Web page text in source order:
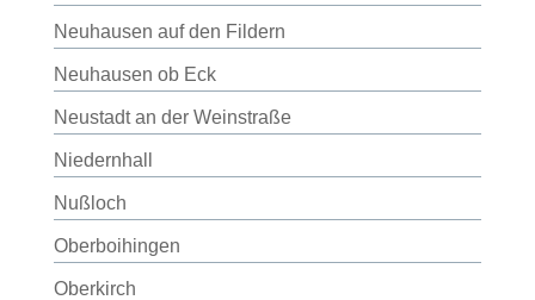
Neuhausen auf den Fildern
Neuhausen ob Eck
Neustadt an der Weinstraße
Niedernhall
Nußloch
Oberboihingen
Oberkirch